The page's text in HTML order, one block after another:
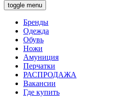
toggle menu
Бренды
Одежда
Обувь
Ножи
Амуниция
Перчатки
РАСПРОДАЖА
Вакансии
Где купить